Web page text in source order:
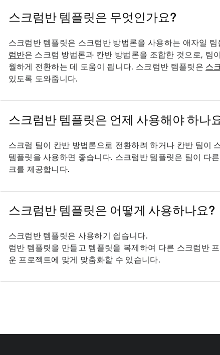
스크럼반 템플릿은 무엇인가요?
스크럼반 템플릿은 스크럼반 방법론을 사용하는 애자일
럼반은 스크럼 방법론과 칸반 방법론을 조합한 것으로, 팀
월하게 전환하는 데 도움이 됩니다. 스크럼반 템플릿은 스
있도록 도와줍니다.
스크럼반 템플릿은 언제 사용해야 하나
스크럼 팀이 칸반 방법론으로 전환하려 하거나 칸반 팀이
템플릿을 사용하면 좋습니다. 스크럼반 템플릿은 팀이 다
크를 제공합니다.
스크럼반 템플릿은 어떻게 사용하나요?
스크럼반 템플릿은 사용하기 쉽습니다.
럼반 템플릿을 만들고 템플릿을 복제하여 다른 스크럼반
운 프로젝트에 맞게 맞춤화할 수 있습니다.